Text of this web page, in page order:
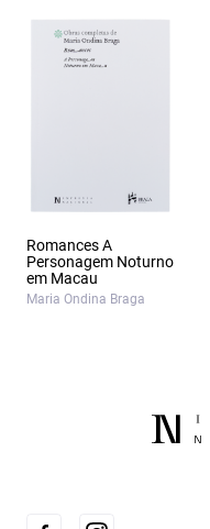
Romances A
Personagem Noturno
em Macau
Maria Ondina Braga